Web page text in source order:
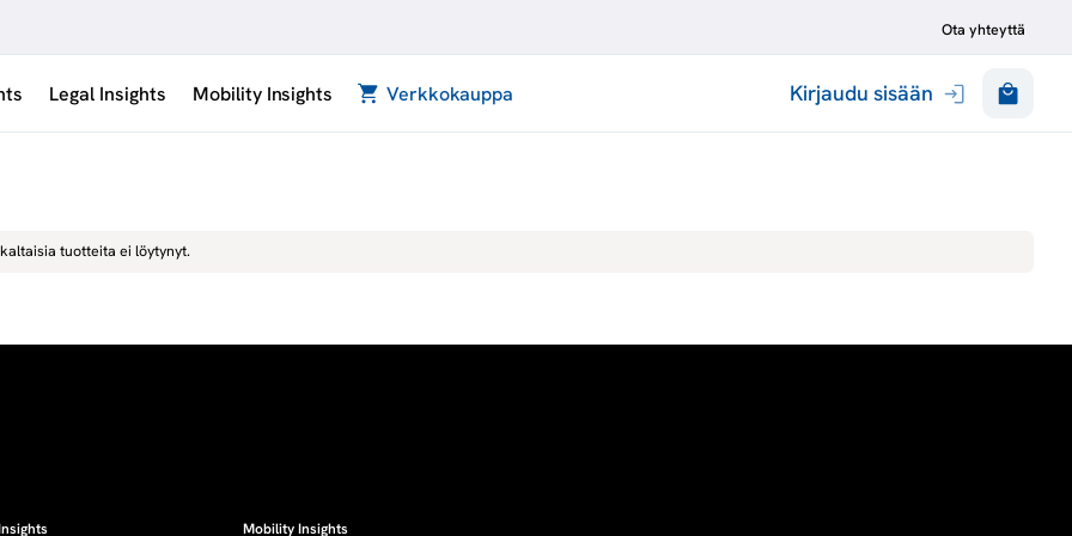
Ota yhteyttä
Legal Insights Mobility Insights Verkkokauppa Kirjaudu sisään
tuotteita ei löytynyt.
Mobility Insights